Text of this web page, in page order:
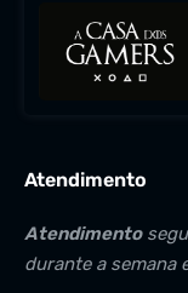
Atendimento
Atendimento
durante a semana